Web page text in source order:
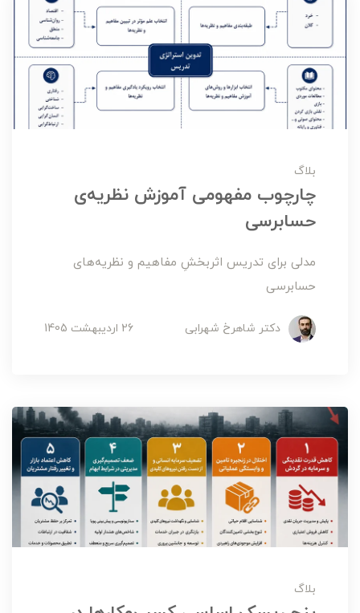
بلاگ
چارچوب مفهومی آموزش نظریه‌ی
حسابرسی
مدلی برای تدریس اثربخشِ مفاهیم و نظریه‌های
حسابرسی
دکتر شاهرخ شهرابی 26 ارديبهشت 1405
بلاگ